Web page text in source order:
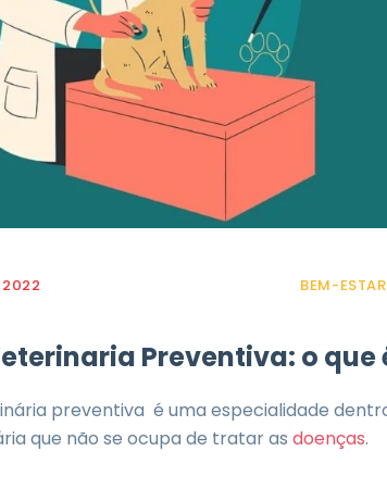
2022 BEM-ESTAR
Preventiva: o que
preventiva é uma especialidade
que não se ocupa de tratar as doenças.